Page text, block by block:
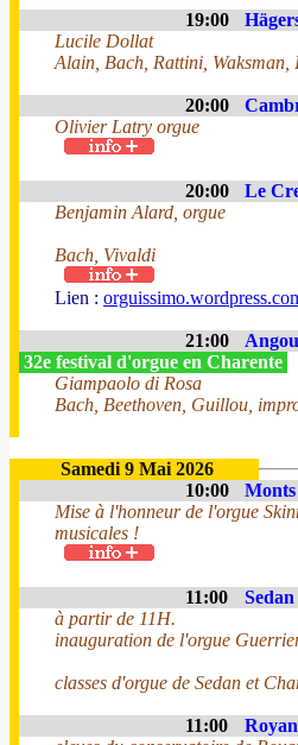
19:00
Lucile Dollat
Alain, Bach, Rattini, Waksman,
20:00
Olivier Latry orgue
20:00 Le
Benjamin Alard, orgue
Bach, Vivaldi
Lien :
21:00
32e festival d'orgue en Charente
Giampaolo di Rosa
Bach, Beethoven, Guillou,
Samedi 9 Mai 2026
10:00
Monts
Mise à l'honneur de l'orgue
musicales !
11:00
à partir de 11H.
inauguration de l'orgue
classes d'orgue de Sedan et
11:00